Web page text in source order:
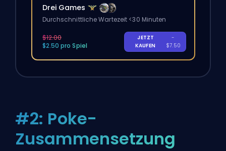
Drei Games
Durchschnittliche Wartezeit <30 Minuten
$12.00
$2.50 pro Spiel
JETZT
KAUFEN
-
$7.50
#2: Poke-
Zusammensetzung